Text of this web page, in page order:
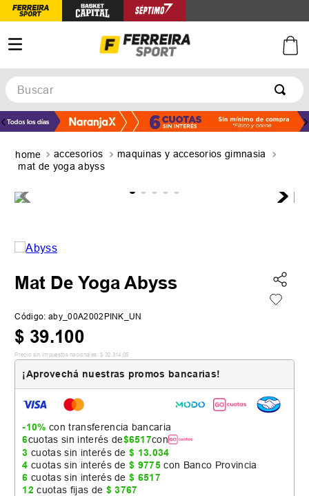
Buscar
TÉRMINOS MÁS BUSCADOS
2.
zapatillas
accesorios
maquinas y accesorios gimnasia
mat de yoga abyss
Mat De Yoga Abyss
Código: aby_00A2002PINK_UN
$ 39.100
Precio sin impuestos nacionales: $ 32 314 05
¡Aprovechá nuestras promos bancarias!
-10% con transferencia bancaria
6cuotas sin interés de$6517con
3 cuotas sin interés de$ 13.034
4 cuotas sin interés de$ 9775 con Banco Provincia
6 cuotas sin interés de$ 6517
12 cuotas fijas de $ 3767